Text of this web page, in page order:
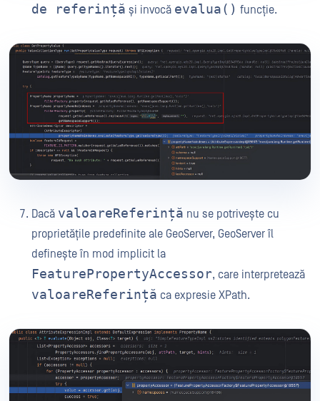
de referință și invocă evalua() funcție.
Dacă valoareReferință nu se potrivește cu
proprietățile predefinite ale GeoServer, GeoServer îl
definește în mod implicit la
FeaturePropertyAccessor, care interpretează
valoareReferință ca expresie XPath.